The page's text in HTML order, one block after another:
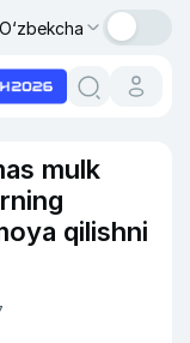
O‘zbekcha
mulk
qilishni